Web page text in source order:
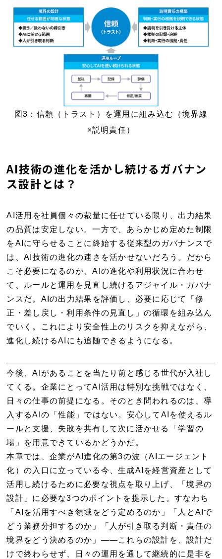
図3：信頼（トラスト）を運用に組み込む（境界線
×説明責任）
AI技術の進化を活かし続けるガバナン
ス設計とは？
AI活用を社員個々の裁量に任せている限り、出力結果
の品質は安定しない。一方で、あらかじめ定めた制限
をAIに守らせることに終始する従来型のガバナンスで
は、AI技術の進化の速さを活かせないだろう。だから
こそ必要になるのが、AIの進化や利用状況に合わせ
て、ルールと運用を見直し続けるアジャイル・ガバナ
ンスだ。AIの出力結果を評価し、必要に応じて「修
正・差し戻し・利用条件の見直し」の循環を組み込ん
でいく。これにより安全性上のリスクを抑えながら、
進化し続けるAIにも追随できるようになる。
今後、AIがあることを当たり前と感じる世代が入社し
てくる。企業にとってAI活用は特別な挑戦ではなく、
日々の仕事の前提になる。そのとき問われるのは、導
入するAIの「性能」ではない。安心してAIを使えるル
ールと支援、失敗を共有して次に活かせる「学習の
場」を用意できているかどうかだ。
本章では、企業がAI進化の第3の波（AIエージェント
化）の入口に立っている今、生成AIを経営資産として
活用し続けるために必要な視点を取り上げ、「境界の
設計」に必要な3つのポイントを提示した。すなわち
「AIを活用すべき領域をどう定めるのか」「人とAIで
どう業務分担するのか」「人が引き取る判断・責任の
境界をどう決めるのか」――これらの設計を、設計だ
けで終わらせず、日々の運用を通して継続的に是非を